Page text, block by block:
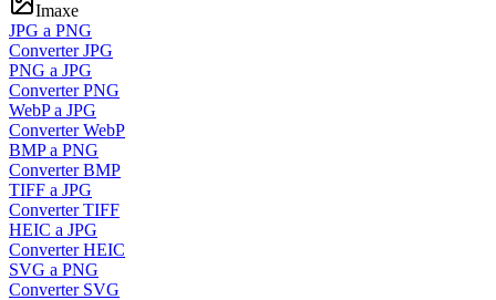
Imaxe
JPG a PNG
Converter JPG
PNG a JPG
Converter PNG
WebP a JPG
Converter WebP
BMP a PNG
Converter BMP
TIFF a JPG
Converter TIFF
HEIC a JPG
Converter HEIC
SVG a PNG
Converter SVG